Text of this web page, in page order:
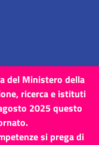
del Ministero della
ricerca e istituti
2025 questo
si prega di
Policy